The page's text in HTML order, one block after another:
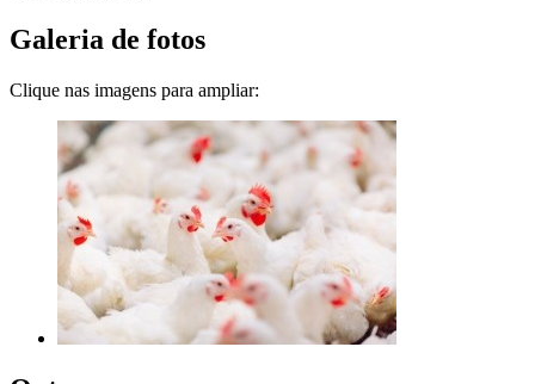
Galeria de fotos
Clique nas imagens para ampliar: